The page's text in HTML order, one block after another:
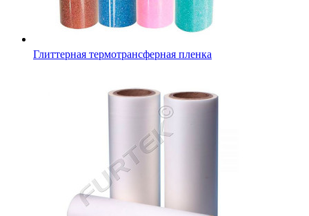
Глиттерная термотрансферная пленка